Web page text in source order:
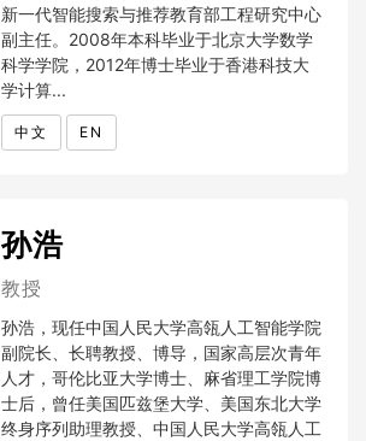
新一代智能搜索与推荐教育部工程研究中心
副主任。2008年本科毕业于北京大学数学
科学学院，2012年博士毕业于香港科技大
学计算...
中文 EN
孙浩
教授
孙浩，现任中国人民大学高瓴人工智能学院
副院长、长聘教授、博导，国家高层次青年
人才，哥伦比亚大学博士、麻省理工学院博
士后，曾任美国匹兹堡大学、美国东北大学
终身序列助理教授、中国人民大学高瓴人工